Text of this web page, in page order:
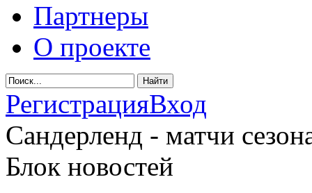
Партнеры
О проекте
РегистрацияВход
Сандерленд - матчи
Блок новостей